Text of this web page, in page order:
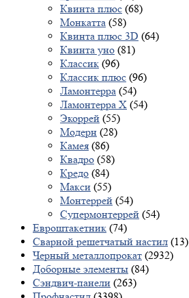
Квинта плюс (68)
Монкатта (58)
Квинта плюс 3D (64)
Квинта уно (81)
Классик (96)
Классик плюс (96)
Ламонтерра (54)
Ламонтерра X (54)
Экоррей (55)
Модерн (28)
Камея (86)
Квадро (58)
Кредо (84)
Макси (55)
Монтеррей (54)
Супермонтеррей (54)
Евроштакетник (74)
Сварной решетчатый настил (13)
Черный металлопрокат (2932)
Доборные элементы (84)
Сэндвич-панели (263)